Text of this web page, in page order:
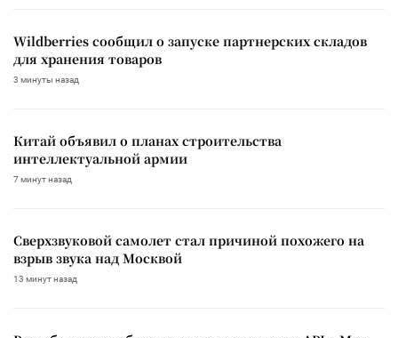
Wildberries сообщил о запуске партнерских складов
для хранения товаров
3 минуты назад
Китай объявил о планах строительства
интеллектуальной армии
7 минут назад
Сверхзвуковой самолет стал причиной похожего на
взрыв звука над Москвой
13 минут назад